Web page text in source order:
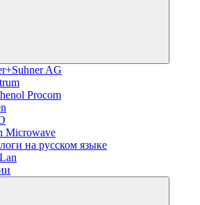
AG
Procom
Microwave
на русском языке